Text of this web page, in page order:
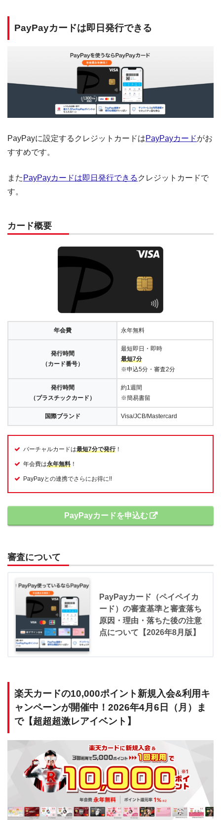
PayPayカードは即日発行できる
PayPayに設定するクレジットカードはPayPayカードがお
すすめです。
また PayPayカードは即日発行できる クレジットカードで
す。
カード概要
年会費 永年無料
発行時間
（カード番号）
最短即日・即時
最短7分
※申込5分・審査2分
発行時間
（プラスチックカード）
約1週間
※簡易書留
国際ブランド Visa/JCB/Mastercard
バーチャルカードは最短7分で発行！
年会費は永年無料 ！
PayPayとの連携でさらにお得に!!
PayPayカードを申込む
審査について
PayPayカード（ペイペイカ
ード）の審査基準と審査落ち
原因・理由・落ちた後の注意
点について【2026年8月版】
楽天カードの10,000ポイント新規入会&利用キ
ャンペーンが開催中！2026年4月6日（月）ま
で【超超超激レアイベント】